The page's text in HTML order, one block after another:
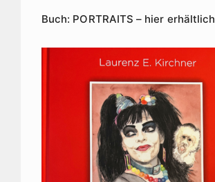
Buch: PORTRAITS – hier erhältlich